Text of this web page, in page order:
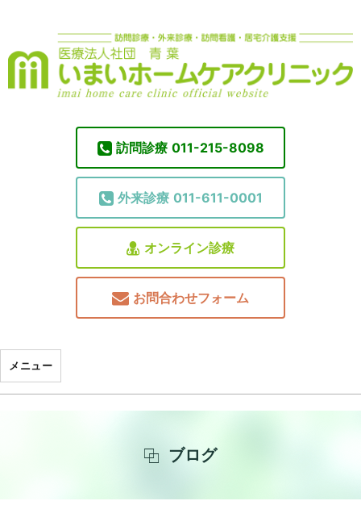
訪問診療 011-215-8098
外来診療 011-611-0001
オンライン診療
お問合わせフォーム
メニュー
ブログ